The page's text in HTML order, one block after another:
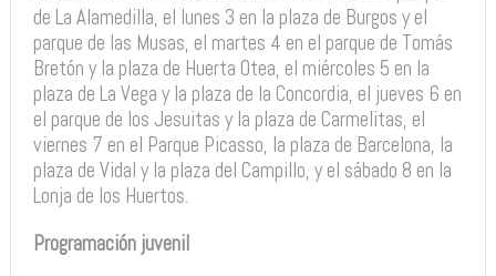
de La Alamedilla, el lunes 3 en la plaza de Burgos y el
parque de las Musas, el martes 4 en el parque de Tomás
Bretón y la plaza de Huerta Otea, el miércoles 5 en la
plaza de La Vega y la plaza de la Concordia, el jueves 6 en
el parque de los Jesuitas y la plaza de Carmelitas, el
viernes 7 en el Parque Picasso, la plaza de Barcelona, la
plaza de Vidal y la plaza del Campillo, y el sábado 8 en la
Lonja de los Huertos.
Programación juvenil